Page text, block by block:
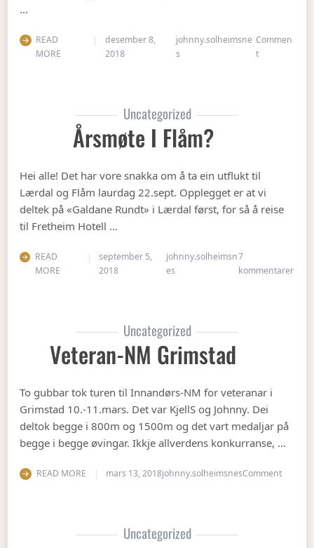
…
READ
MORE
desember 8,
2018
johnny.solheimsne
s
Commen
ton Julebordet
Uncategorized
Årsmøte I Flåm?
Hei alle! Det har vore snakka om å ta ein utflukt til
Lærdal og Flåm laurdag 22.sept. Opplegget er at vi
deltek på «Galdane Rundt» i Lærdal først, for så å reise
til Fretheim Hotell …
READ
MORE
september 5,
2018
johnny.solheimsn
es
7
kommentarertil
Uncategorized
Veteran-NM Grimstad
To gubbar tok turen til Innandørs-NM for veteranar i
Grimstad 10.-11.mars. Det var KjellS og Johnny. Dei
deltok begge i 800m og 1500m og det vart medaljar på
begge i begge øvingar. Ikkje allverdens konkurranse, …
READ MORE mars 13, 2018johnny.solheimsnesCommenton
Uncategorized